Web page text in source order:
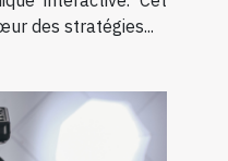
des stratégies...